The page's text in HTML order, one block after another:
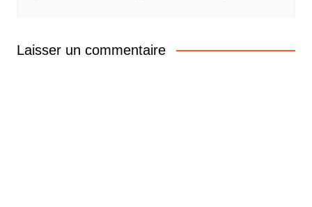
Laisser un commentaire